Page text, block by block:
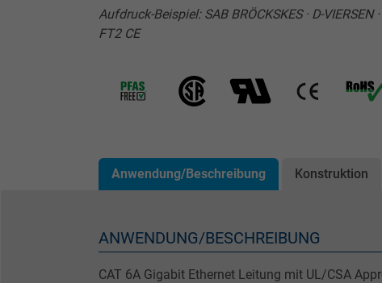
Aufdruck-Beispiel: SAB BRÖCKSKES · D-
FT2 CE
Anwendung/Beschreibung Konstruktion
ANWENDUNG/BESCHREIBUNG
CAT 6A Gigabit Ethernet Leitung mit UL/CSA